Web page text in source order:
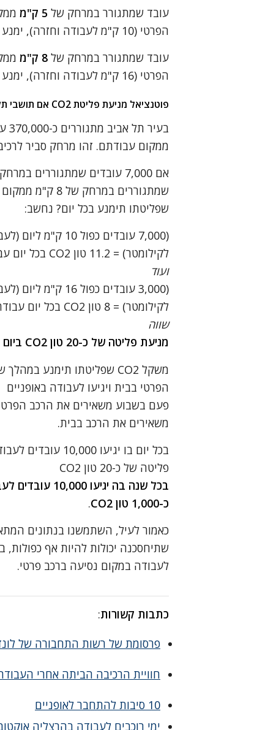
עובד שמתגורר במרחק של 5 ק"מ
הפרטי (10 ק"מ לעבודה וחזרה), ימנע את פליטתו של גז CO2 במשקל
עובד שמתגורר במרחק של 8 ק"מ
הפרטי (16 ק"מ לעבודה וחזרה), ימנע את פליטתו של גז CO2 במשקל
פוטנציאל מניעת פליטת CO2 אם תושבי תל אביב יגיעו לעבודה באופניים במקום ליסוע ברכב פרטי
ממקום עבודתם. זהו מרחק סביר
שפליטתו תימנע בכל יום? נחשב:
לקילומטר) = 11.2 טון CO2 בכל יום עבודה.
ועוד
לקילומטר) = 8 טון CO2 בכל יום עבודה.
שווה
מניעת פליטה של כ-20 טון CO2 ביום אחד
הפרטי בבית ויגיעו לעבודה באופניים
משאירים את הרכב בבית.
פליטה של כ-20 טון CO2
בכל שנה בה
כ-1,000 טון CO2
.
כאמור לעיל, השתמשנו בנתונים
שתיחסכנה יכולות להיות אף כפולות,
לעבודה במקום נסיעה ברכב פרטי.
כתבות קשורות:
פרסומת של רשות התחבורה של
חוויית הרכיבה הביתה אחרי
10 סיבות להתחבר לאופניים
ימי רוכבים לעבודה בהרצליה אוקטובר